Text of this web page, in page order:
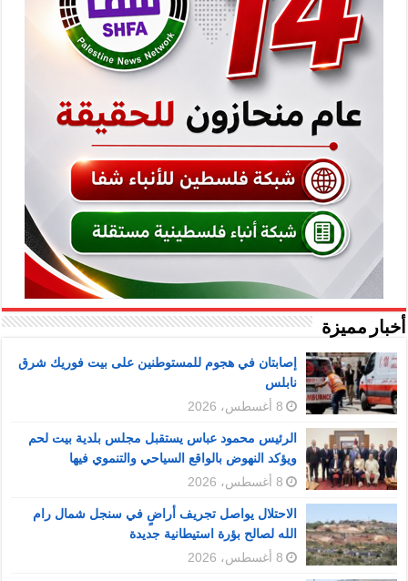
أخبار مميزة
إصابتان في هجوم للمستوطنين على بيت فوريك شرق
نابلس
8 أغسطس، 2026
الرئيس محمود عباس يستقبل مجلس بلدية بيت لحم
ويؤكد النهوض بالواقع السياحي والتنموي فيها
8 أغسطس، 2026
الاحتلال يواصل تجريف أراضٍ في سنجل شمال رام
الله لصالح بؤرة استيطانية جديدة
8 أغسطس، 2026